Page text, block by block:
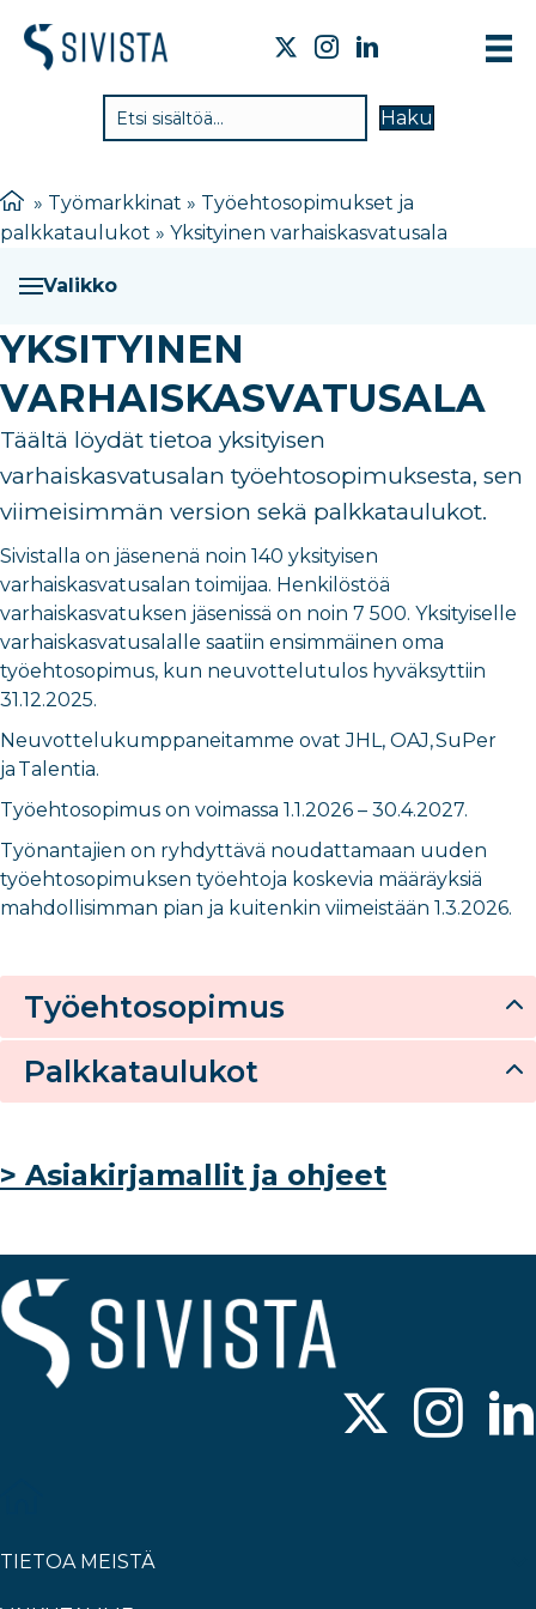
Haku
» Työmarkkinat » Työehtosopimukset ja
palkkataulukot » Yksityinen varhaiskasvatusala
Valikko
YKSITYINEN
VARHAISKASVATUSALA
Täältä löydät tietoa yksityisen
varhaiskasvatusalan työehtosopimuksesta, sen
viimeisimmän version sekä palkkataulukot.
Sivistalla on jäsenenä noin 140 yksityisen
varhaiskasvatusalan toimijaa. Henkilöstöä
varhaiskasvatuksen jäsenissä on noin 7 500. Yksityiselle
varhaiskasvatusalalle saatiin ensimmäinen oma
työehtosopimus, kun neuvottelutulos hyväksyttiin
31.12.2025.
Neuvottelukumppaneitamme ovat JHL, OAJ, SuPer
ja Talentia.
Työehtosopimus on voimassa 1.1.2026 – 30.4.2027.
Työnantajien on ryhdyttävä noudattamaan uuden
työehtosopimuksen työehtoja koskevia määräyksiä
mahdollisimman pian ja kuitenkin viimeistään 1.3.2026.
Työehtosopimus
Palkkataulukot
> Asiakirjamallit ja ohjeet
TIETOA MEISTÄ